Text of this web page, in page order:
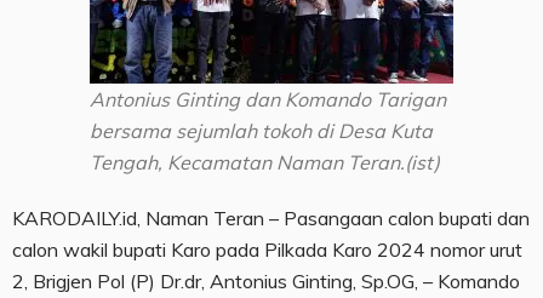
Antonius Ginting dan Komando Tarigan
bersama sejumlah tokoh di Desa Kuta
Tengah, Kecamatan Naman Teran.(ist)
KARODAILY.id, Naman Teran – Pasangaan calon bupati dan
calon wakil bupati Karo pada Pilkada Karo 2024 nomor urut
2, Brigjen Pol (P) Dr.dr, Antonius Ginting, Sp.OG, – Komando